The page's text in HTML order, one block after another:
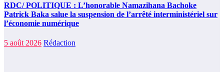
RDC/ POLITIQUE : L’honorable Namazihana Bachoke
Patrick Baka salue la suspension de l’arrêté interministériel sur
l’économie numérique
5 août 2026 Rédaction